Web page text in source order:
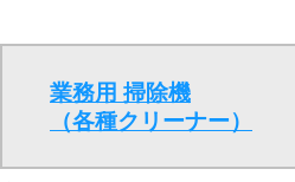
業務用 掃除機
（各種クリーナー）